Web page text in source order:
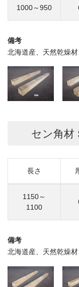
1000～950
備考
北海道産、天然乾燥
セン角材
長さ
1150～
1100
備考
北海道産、天然乾燥